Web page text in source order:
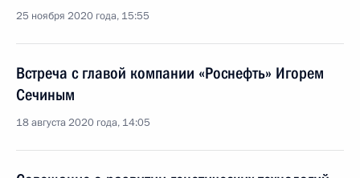
25 ноября 2020 года, 15:55
Встреча с главой компании «Роснефть» Игорем
Сечиным
18 августа 2020 года, 14:05